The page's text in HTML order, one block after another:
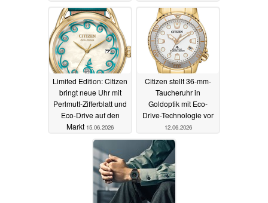
18.06.2026
Limited Edition: Citizen
bringt neue Uhr mit
Perlmutt-Zifferblatt und
Eco-Drive auf den
Markt 15.06.2026
Citizen stellt 36-mm-
Taucheruhr in
Goldoptik mit Eco-
Drive-Technologie vor
12.06.2026